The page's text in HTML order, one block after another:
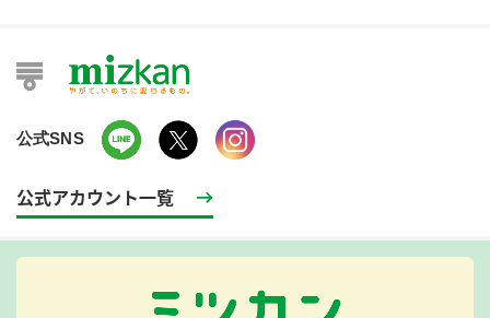
公式SNS
公式アカウント一覧